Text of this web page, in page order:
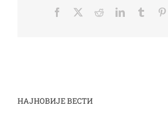
Facebook
TwitterRedditLinkedInTumblr
НАЈНОВИЈЕ ВЕСТИ